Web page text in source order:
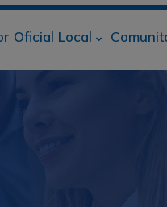
Oficial Local